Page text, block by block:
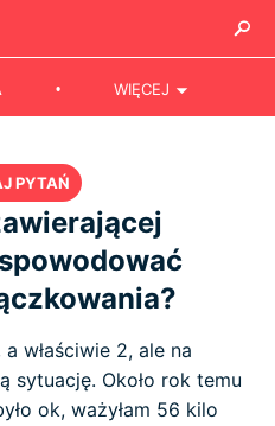
WIĘCEJ
PYTAŃ
właściwie 2, ale na
sytuację. Około rok temu
ok, ważyłam 56 kilo